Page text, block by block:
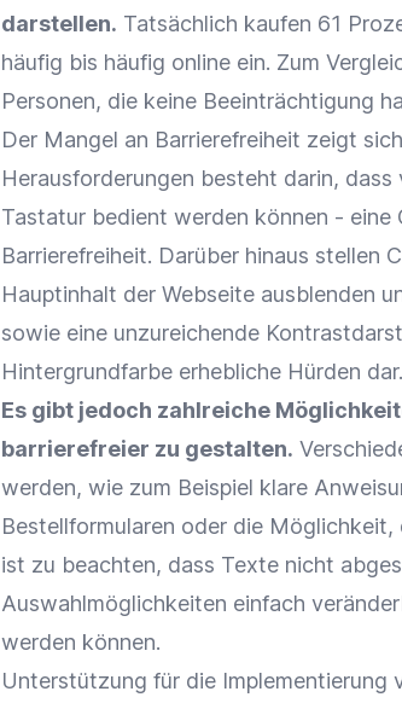
darstellen. Tatsächlich kaufen 61
häufig bis häufig online ein. Zum
Personen, die keine Beeinträchtigung
Der Mangel an Barrierefreiheit zeigt
Herausforderungen besteht darin,
Tastatur bedient werden können -
Barrierefreiheit. Darüber hinaus stellen
Hauptinhalt der Webseite ausblenden
sowie eine unzureichende
Hintergrundfarbe erhebliche Hürden dar.
Es gibt jedoch zahlreiche
barrierefreier zu gestalten.
werden, wie zum Beispiel klare
Bestellformularen oder die
ist zu beachten, dass Texte nicht
Auswahlmöglichkeiten einfach
werden können.
Unterstützung für die Implementierung